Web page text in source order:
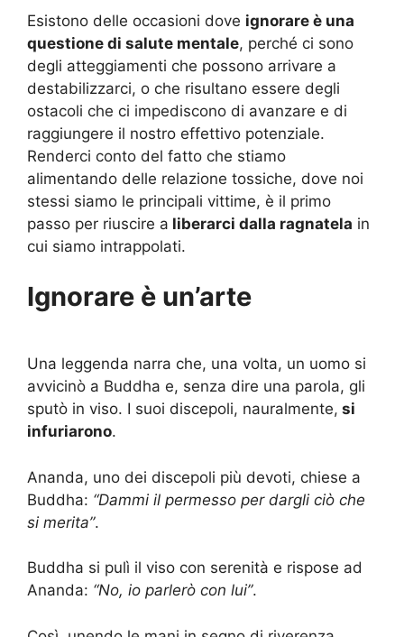
Esistono delle occasioni dove ignorare è una
questione di salute mentale, perché ci sono
degli atteggiamenti che possono arrivare a
destabilizzarci, o che risultano essere degli
ostacoli che ci impediscono di avanzare e di
raggiungere il nostro effettivo potenziale.
Renderci conto del fatto che stiamo
alimentando delle relazione tossiche, dove noi
stessi siamo le principali vittime, è il primo
passo per riuscire a liberarci dalla ragnatela in
cui siamo intrappolati.
Ignorare è un’arte
Una leggenda narra che, una volta, un uomo si
avvicinò a Buddha e, senza dire una parola, gli
sputò in viso. I suoi discepoli, nauralmente, si
infuriarono.
Ananda, uno dei discepoli più devoti, chiese a
Buddha: “Dammi il permesso per dargli ciò che
si merita”.
Buddha si pulì il viso con serenità e rispose ad
Ananda: “No, io parlerò con lui”.